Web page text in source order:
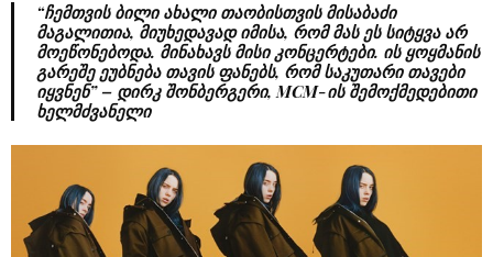
“ჩემთვის ბილი ახალი თაობისთვის მისაბაძი
მაგალითია, მიუხედავად იმისა, რომ მას ეს სიტყვა არ
მოეწონებოდა. მინახავს მისი კონცერტები. ის ყოყმანის
გარეშე ეუბნება თავის ფანებს, რომ საკუთარი თავები
იყვნენ” – დირკ შონბერგერი, MCM-ის შემოქმედებითი
ხელმძვანელი